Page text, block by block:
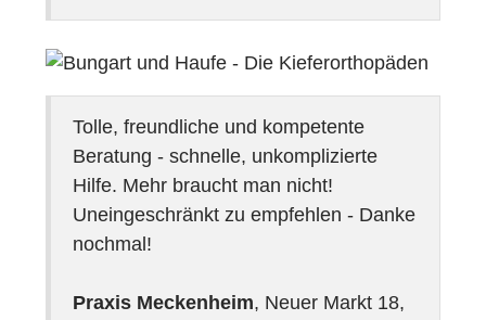
Tolle, freundliche und kompetente
Beratung - schnelle, unkomplizierte
Hilfe. Mehr braucht man nicht!
Uneingeschränkt zu empfehlen - Danke
nochmal!
Praxis Meckenheim, Neuer Markt 18,